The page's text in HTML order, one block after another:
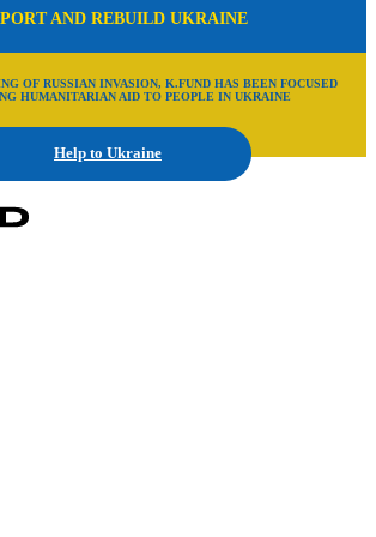
AND REBUILD UKRAINE
OF RUSSIAN INVASION, K.FUND HAS BEEN FOCUSED
HUMANITARIAN AID TO PEOPLE IN UKRAINE
Help to Ukraine